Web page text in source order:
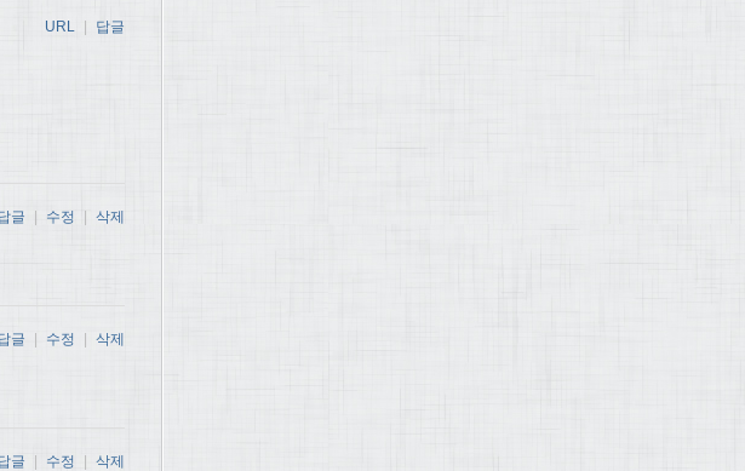
URL | 답글
글 수정 삭제
글 수정 삭제
글 수정 삭제